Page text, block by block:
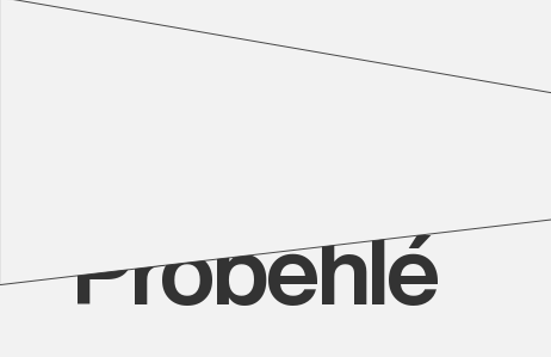
Proběhlé